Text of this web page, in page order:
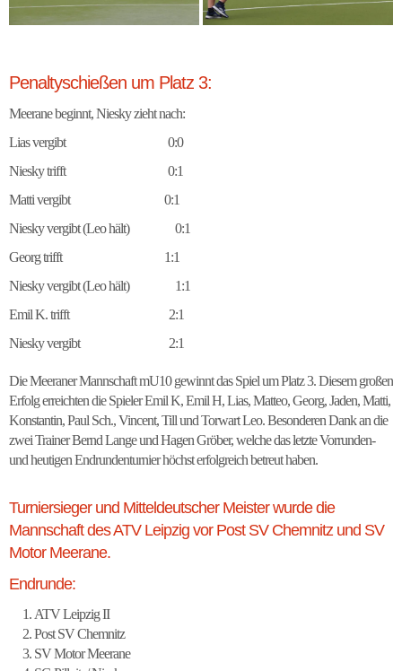
Penaltyschießen um Platz 3:
Meerane beginnt, Niesky zieht nach:
Lias vergibt 0:0
Niesky trifft 0:1
Matti vergibt 0:1
Niesky vergibt (Leo hält) 0:1
Georg trifft 1:1
Niesky vergibt (Leo hält) 1:1
Emil K. trifft 2:1
Niesky vergibt 2:1
Die Meeraner Mannschaft mU10 gewinnt das Spiel um Platz 3. Diesem großen
Erfolg erreichten die Spieler Emil K, Emil H, Lias, Matteo, Georg, Jaden, Matti,
Konstantin, Paul Sch., Vincent, Till und Torwart Leo. Besonderen Dank an die
zwei Trainer Bernd Lange und Hagen Gröber, welche das letzte Vorrunden-
und heutigen Endrundenturnier höchst erfolgreich betreut haben.
Turniersieger und Mitteldeutscher Meister wurde die
Mannschaft des ATV Leipzig vor Post SV Chemnitz und SV
Motor Meerane.
Endrunde:
ATV Leipzig II
Post SV Chemnitz
SV Motor Meerane